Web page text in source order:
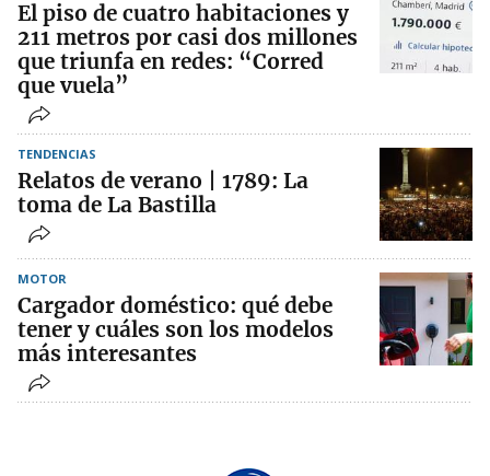
El piso de cuatro habitaciones y
211 metros por casi dos millones
que triunfa en redes: “Corred
que vuela”
TENDENCIAS
Relatos de verano | 1789: La
toma de La Bastilla
MOTOR
Cargador doméstico: qué debe
tener y cuáles son los modelos
más interesantes